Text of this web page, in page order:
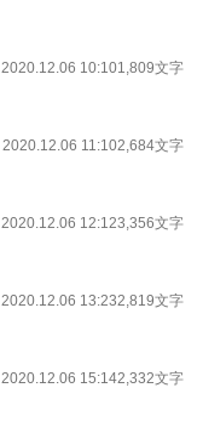
2020.12.06 10:101,809文字
2020.12.06 11:102,684文字
2020.12.06 12:123,356文字
2020.12.06 13:232,819文字
2020.12.06 15:142,332文字